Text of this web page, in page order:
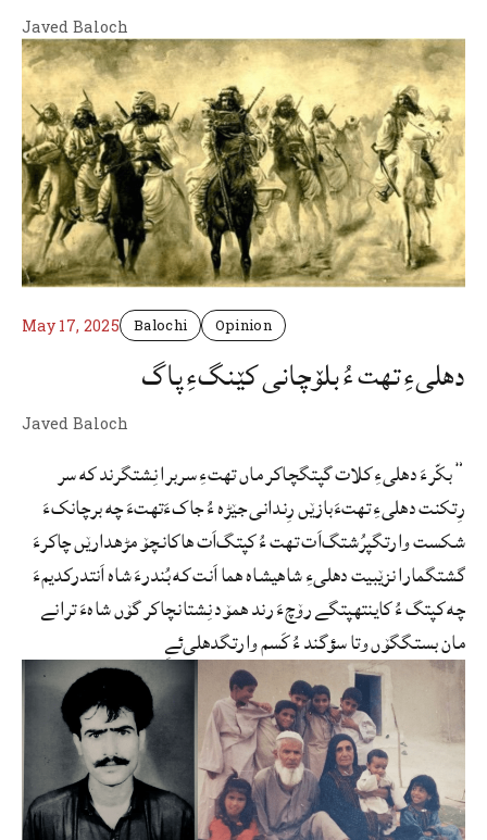
Javed Baloch
May 17, 2025 Balochi Opinion
دھلیءِ تھت ءُ بلۆچانی کێنگءِ پاگ
Javed Baloch
”بکّرءَ دھلیءِ کلات گپتگچاکر ماں تھتءِ سربرا نِشتگرند که سر
رِتکنت دھلیءِ تھتءَبازێں رِندانی جێڑه ءُ جاکءَتھتءَ چه برچانکءَ
شکست وارتگپرُشتگ‌اَت تھت ءُ کپتگ‌اَت ھاکاںچۆ مڑهدارێں چاکرءَ
گشتگمارا نزێبیت دھلیءِ شاھیشاه ھما اَنت که بُندرءَ شاه اَنتدرکدیمءَ
چه کپتگ ءُ کاینتھپتگے رۆچءَ رند ھمۆد نِشتاںچاکر گۆں شاهءَ ترانے
مان بستگگۆں وتا سؤگند ءُ کَسم وارتگدھلی‌ئےِ